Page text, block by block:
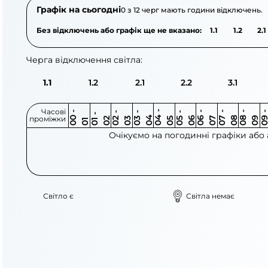
Графік на сьогодні0 з 12 черг мають години відключень.
Без відключень або графік ще не вказано: 1.1 1.2 2.1
Черга відключення світла:
1.1 1.2 2.1 2.2 3.1
Часові
проміжки 0
0
-
0 1 0
1
-
0 2 0 2
-
0 3 0 3
-
0 4 0 4
-
0 5 0 5
-
0 6 0 6
-
0 7 0 7
-
0 8 0 8
-
0 9 0
9
-
1
Очікуємо на погодинні графіки
Світло є Світла немає